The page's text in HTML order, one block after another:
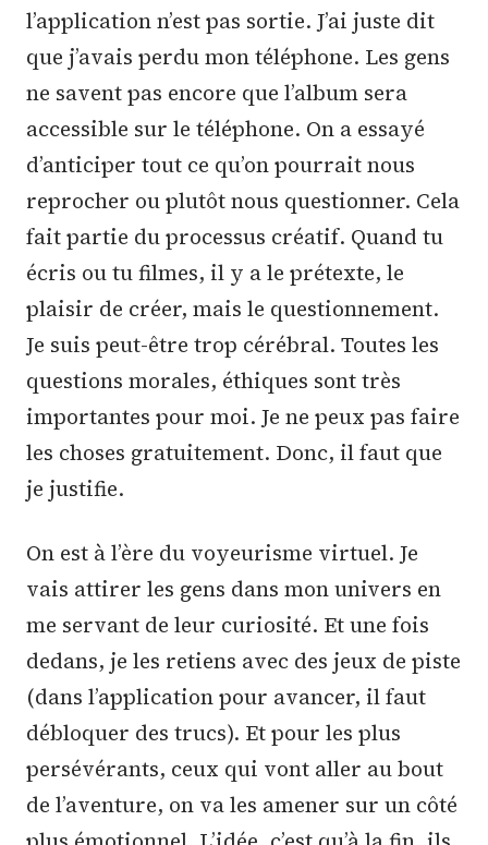
l’application n’est pas sortie. J’ai juste dit
que j’avais perdu mon téléphone. Les gens
ne savent pas encore que l’album sera
accessible sur le téléphone. On a essayé
d’anticiper tout ce qu’on pourrait nous
reprocher ou plutôt nous questionner. Cela
fait partie du processus créatif. Quand tu
écris ou tu filmes, il y a le prétexte, le
plaisir de créer, mais le questionnement.
Je suis peut-être trop cérébral. Toutes les
questions morales, éthiques sont très
importantes pour moi. Je ne peux pas faire
les choses gratuitement. Donc, il faut que
je justifie.
On est à l’ère du voyeurisme virtuel. Je
vais attirer les gens dans mon univers en
me servant de leur curiosité. Et une fois
dedans, je les retiens avec des jeux de piste
(dans l’application pour avancer, il faut
débloquer des trucs). Et pour les plus
persévérants, ceux qui vont aller au bout
de l’aventure, on va les amener sur un côté